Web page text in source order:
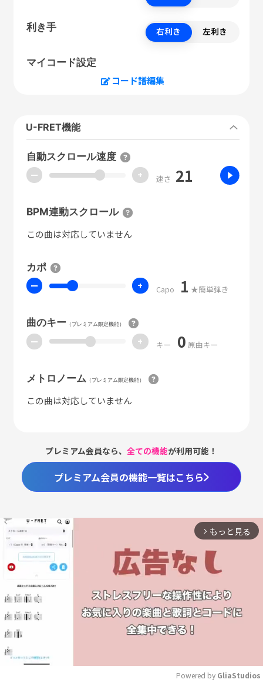
利き手 右利き 左利き
マイコード設定
コード譜編集
U-FRET機能
自動スクロール速度
ー + 速さ 21
BPM連動スクロール
この曲は対応していません
カポ
ー + Capo 1 ★簡単弾き
曲のキー（プレミアム限定機能）
ー + キー 0 原曲キー
メトロノーム （プレミアム限定機能）
この曲は対応していません
プレミアム会員なら、全ての機能が利用可能！
プレミアム会員の機能一覧はこちら
arrow_forward_ios もっと見る
Powered by GliaStudios